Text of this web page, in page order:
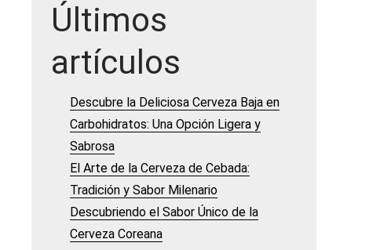
Últimos
artículos
Descubre la Deliciosa Cerveza Baja en
Carbohidratos: Una Opción Ligera y
Sabrosa
El Arte de la Cerveza de Cebada:
Tradición y Sabor Milenario
Descubriendo el Sabor Único de la
Cerveza Coreana